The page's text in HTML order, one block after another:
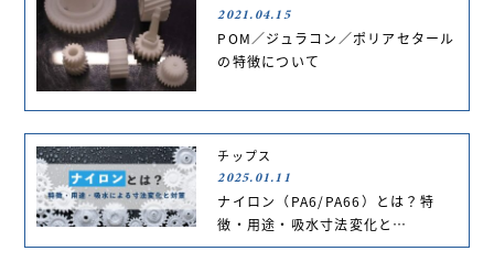
2021.04.15
POM／ジュラコン／ポリアセタール
の特徴について
チップス
2025.01.11
ナイロン（PA6/PA66）とは？特
徴・用途・吸水寸法変化と…